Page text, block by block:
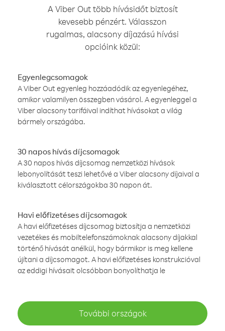
A Viber Out több hívásidőt biztosít
kevesebb pénzért. Válasszon
rugalmas, alacsony díjazású hívási
opcióink közül:
Egyenlegcsomagok
A Viber Out egyenleg hozzáadódik az egyenlegéhez,
amikor valamilyen összegben vásárol. A egyenleggel a
Viber alacsony tarifáival indíthat hívásokat a világ
bármely országába.
30 napos hívás díjcsomagok
A 30 napos hívás díjcsomag nemzetközi hívások
lebonyolítását teszi lehetővé a Viber alacsony díjaival a
kiválasztott célországokba 30 napon át.
Havi előfizetéses díjcsomagok
A havi előfizetéses díjcsomag biztosítja a nemzetközi
vezetékes és mobiltelefonszámoknak alacsony díjakkal
történő hívását anélkül, hogy bármikor is meg kellene
újítani a díjcsomagot. A havi előfizetéses konstrukcióval
az eddigi hívásait olcsóbban bonyolíthatja le
További országok